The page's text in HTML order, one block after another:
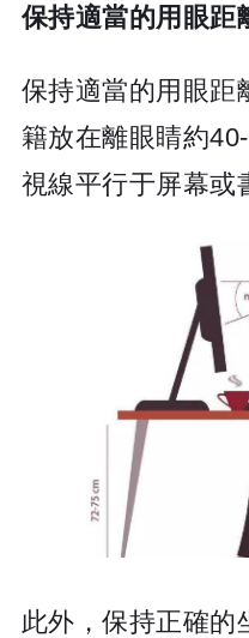
保持適當的用眼距
保持適當的用眼距
籍放在離眼睛約
視線平行于屏幕或
此外，保持正確的